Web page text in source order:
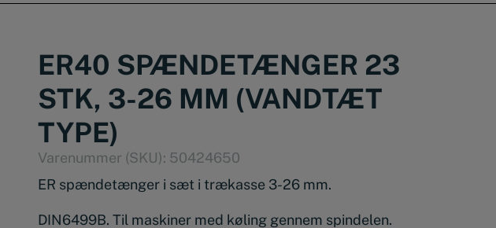
ER40 SPÆNDETÆNGER 23
STK, 3-26 MM (VANDTÆT
TYPE)
Varenummer (SKU): 50424650
ER spændetænger i sæt i trækasse 3-26 mm.
DIN6499B. Til maskiner med køling gennem spindelen.